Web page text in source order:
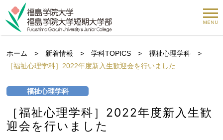
ホーム > 新着情報 >学科TOPICS >福祉心理学科 >
［福祉心理学科］2022年度新入生歓迎会を行いました
福祉心理学科
［福祉心理学科］2022年度新入生歓
迎会を行いました